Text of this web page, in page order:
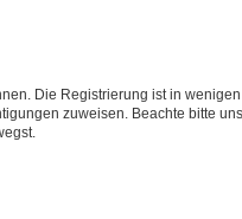
Die Registrierung ist in
zuweisen. Beachte bitte